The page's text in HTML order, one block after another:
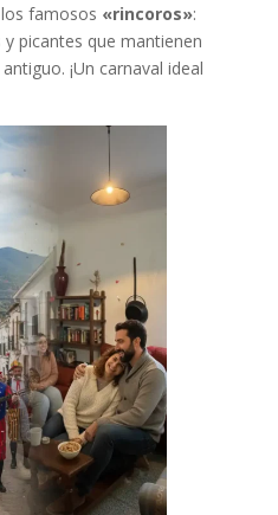
famosos «rincoros»:
picantes que mantienen
¡Un carnaval ideal